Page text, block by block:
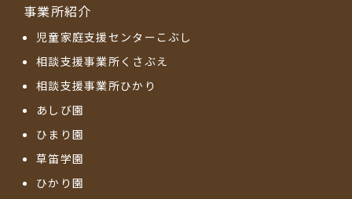
事業所紹介
児童家庭支援センターこぶし
相談支援事業所くさぶえ
相談支援事業所ひかり
あしび園
ひまり園
草笛学園
ひかり園